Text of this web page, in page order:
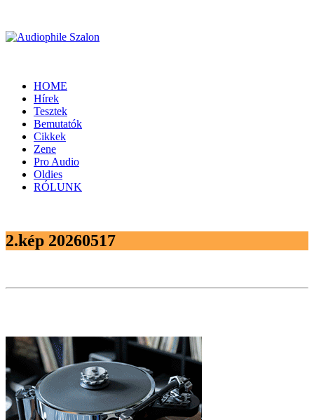
HOME
Hírek
Tesztek
Bemutatók
Cikkek
Zene
Pro Audio
Oldies
RÓLUNK
2.kép 20260517